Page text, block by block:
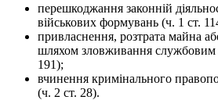
перешкоджання законній
військових формувань (ч. 1 ст.
привласнення, розтрата майна
шляхом зловживання службовим
191);
вчинення кримінального
(ч. 2 ст. 28).